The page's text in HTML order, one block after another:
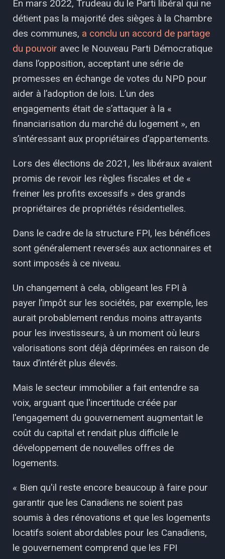
En mars 2022, Trudeau du le Parti libéral qui ne
détient pas la majorité des sièges à la Chambre
des communes, a conclu un accord de partage
du pouvoir avec le Nouveau Parti Démocratique
dans l’opposition, acceptant une série de
promesses en échange de votes du NPD pour
aider à l’adoption de lois. L’un des
engagements était de s’attaquer à la «
financiarisation du marché du logement », en
s’intéressant aux propriétaires d’appartements.
Lors des élections de 2021, les libéraux avaient
promis de revoir les règles fiscales et de «
freiner les profits excessifs » des grands
propriétaires de propriétés résidentielles.
Dans le cadre de la structure FPI, les bénéfices
sont généralement reversés aux actionnaires et
sont imposés à ce niveau.
Un changement à cela, obligeant les FPI à
payer l’impôt sur les sociétés, par exemple, les
aurait probablement rendus moins attrayants
pour les investisseurs, à un moment où leurs
valorisations sont déjà déprimées en raison de
taux d’intérêt plus élevés.
Mais le secteur immobilier a fait entendre sa
voix, arguant que l'incertitude créée par
l'engagement du gouvernement augmentait le
coût du capital et rendait plus difficile le
développement de nouvelles offres de
logements.
« Bien qu'il reste encore beaucoup à faire pour
garantir que les Canadiens ne soient pas
soumis à des rénovations et que les logements
locatifs soient abordables pour les Canadiens,
le gouvernement comprend que les FPI